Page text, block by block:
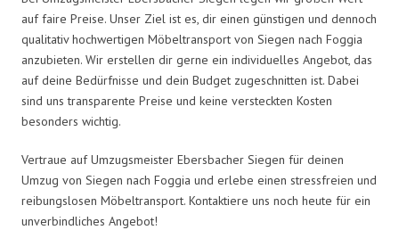
auf faire Preise. Unser Ziel ist es, dir einen günstigen und dennoch
qualitativ hochwertigen Möbeltransport von Siegen nach Foggia
anzubieten. Wir erstellen dir gerne ein individuelles Angebot, das
auf deine Bedürfnisse und dein Budget zugeschnitten ist. Dabei
sind uns transparente Preise und keine versteckten Kosten
besonders wichtig.
Vertraue auf Umzugsmeister Ebersbacher Siegen für deinen
Umzug von Siegen nach Foggia und erlebe einen stressfreien und
reibungslosen Möbeltransport. Kontaktiere uns noch heute für ein
unverbindliches Angebot!